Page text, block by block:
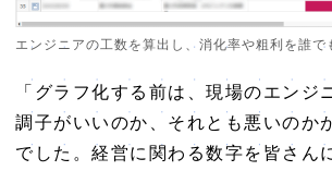
エンジニアの工数を算出し、消化率や粗利を誰で
「グラフ化する前は、現場のエンジ
調子がいいのか、それとも悪いのか
でした。経営に関わる数字を皆さん